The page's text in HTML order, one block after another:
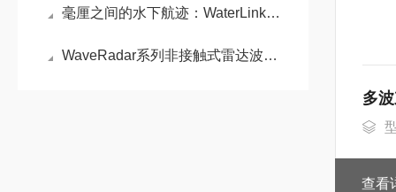
毫厘之间的水下航迹：WaterLinked A125 DVL 多普勒测速仪深度解析
WaveRadar系列非接触式雷达波浪潮位传感器:高可靠波浪与潮位监测方案
多
查看